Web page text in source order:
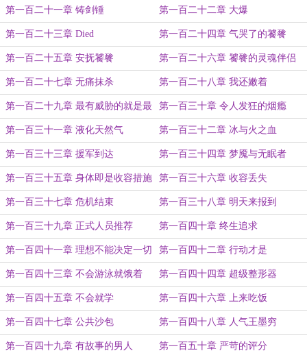
第一百二十一章 铸剑锤 第一百二十二章 大爆
第一百二十三章 Died 第一百二十四章 气哭了的饕餮
第一百二十五章 安抚饕餮 第一百二十六章 饕餮的灵魂伴侣
第一百二十七章 无痛抹杀 第一百二十八章 我还嫩着
第一百二十九章 最有威胁的就是最
强的
第一百三十章 令人发狂的烟瘾
第一百三十一章 液化天然气 第一百三十二章 冰与火之血
第一百三十三章 援军到达 第一百三十四章 梦魇与无眠者
第一百三十五章 身体即是收容措施 第一百三十六章 收容丢失
第一百三十七章 危机结束 第一百三十八章 明天来报到
第一百三十九章 正式人员推荐 第一百四十章 终生追求
第一百四十一章 理想不能决定一切 第一百四十二章 行动才是
第一百四十三章 不会游泳就饿着 第一百四十四章 超级整形器
第一百四十五章 不会就学 第一百四十六章 上来吃饭
第一百四十七章 公共沙包 第一百四十八章 人气王墨穷
第一百四十九章 有故事的男人 第一百五十章 严苛的评分